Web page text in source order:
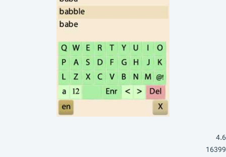
4.6
16399